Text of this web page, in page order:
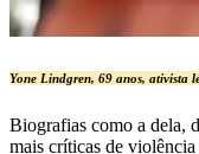
Yone Lindgren, 69 anos, ativista
Biografias como a dela,
mais críticas de